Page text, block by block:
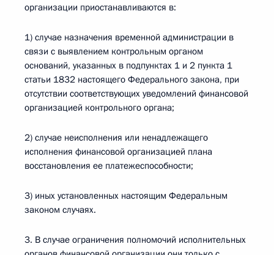
организации приостанавливаются в:
1) случае назначения временной администрации в
связи с выявлением контрольным органом
оснований, указанных в подпунктах 1 и 2 пункта 1
статьи 1832 настоящего Федерального закона, при
отсутствии соответствующих уведомлений финансовой
организацией контрольного органа;
2) случае неисполнения или ненадлежащего
исполнения финансовой организацией плана
восстановления ее платежеспособности;
3) иных установленных настоящим Федеральным
законом случаях.
3. В случае ограничения полномочий исполнительных